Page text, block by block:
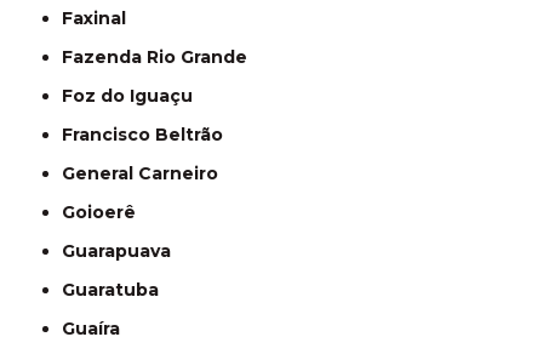
Faxinal
Fazenda Rio Grande
Foz do Iguaçu
Francisco Beltrão
General Carneiro
Goioerê
Guarapuava
Guaratuba
Guaíra